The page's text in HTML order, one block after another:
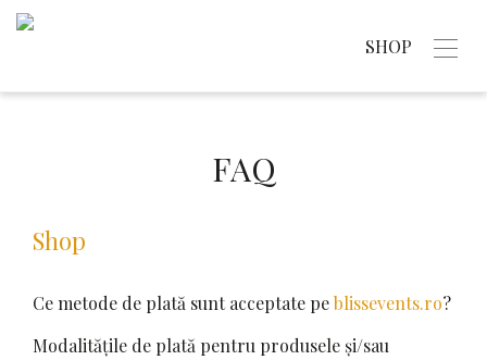
SHOP
FAQ
Shop
Ce metode de plată sunt acceptate peblissevents.ro?
Modalitățile de plată pentru produsele și/sau